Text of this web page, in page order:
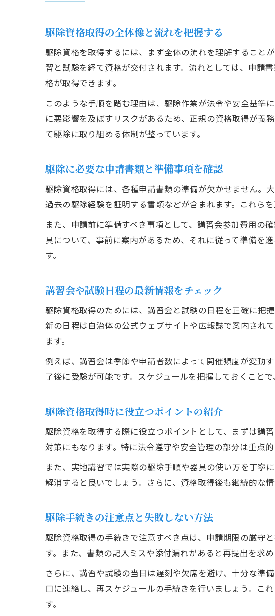
駆
駆
駆
駆除資
駆
駆
効
駆
駆
駆
駆
違
駆
安
駆
駆除資格取得の全体像と流れを把握する
駆除資格を取得するには、まず全体の流れを理解すること
習と試験を経て資格が交付されます。流れとしては、申請
格が取得できます。
このような手順を踏む理由は、駆除作業が法令や安全基準
に悪影響を及ぼすリスクがあるため、正規の資格取得が義
て駆除に取り組める体制が整っています。
駆除に必要な申請書類と準備事項を確認
駆除資格取得には、各種申請書類の準備が欠かせません。
過去の駆除経験を証明する書類などが含まれます。これら
また、申請前に準備すべき事項として、講習会参加費用の
具について、事前に案内があるため、それに従って準備を
す。
講習会や試験日程の最新情報をチェック
駆除資格取得のためには、講習会と試験の日程を正確に把
新の日程は自治体の公式ウェブサイトや広報誌で案内され
ます。
例えば、講習会は季節や申請者数によって開催頻度が変動
了後に受験が可能です。スケジュールを把握しておくことで
駆除資格取得時に役立つポイントの紹介
駆除資格を取得する際に役立つポイントとして、まずは講
対策にもなります。特に法令遵守や安全管理の部分は重点的
また、実地講習では実際の駆除手順や器具の使い方を丁寧
解消すると良いでしょう。さらに、資格取得後も継続的な
駆除手続きの注意点と失敗しない方法
駆除資格取得の手続きで注意すべき点は、申請期限の厳守
す。また、書類の記入ミスや添付漏れがあると再提出を求
さらに、講習や試験の当日は遅刻や欠席を避け、十分な準
口に連絡し、再スケジュールの手続きを行いましょう。こ
す。